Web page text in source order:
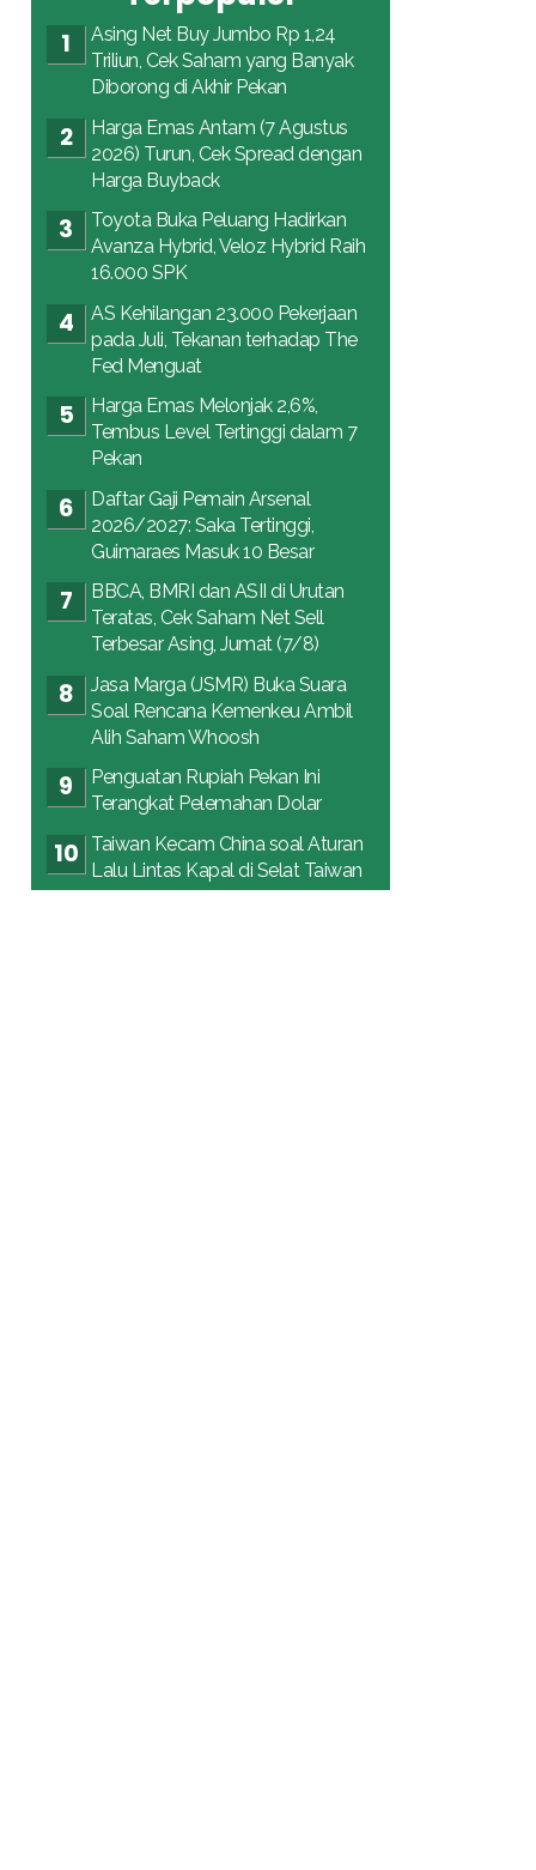
Asing Net Buy Jumbo Rp 1,24
Triliun, Cek Saham yang Banyak
Diborong di Akhir Pekan
Harga Emas Antam (7 Agustus
2026) Turun, Cek Spread dengan
Harga Buyback
Toyota Buka Peluang Hadirkan
Avanza Hybrid, Veloz Hybrid Raih
16.000 SPK
AS Kehilangan 23.000 Pekerjaan
pada Juli, Tekanan terhadap The
Fed Menguat
Harga Emas Melonjak 2,6%,
Tembus Level Tertinggi dalam 7
Pekan
Daftar Gaji Pemain Arsenal
2026/2027: Saka Tertinggi,
Guimaraes Masuk 10 Besar
BBCA, BMRI dan ASII di Urutan
Teratas, Cek Saham Net Sell
Terbesar Asing, Jumat (7/8)
Jasa Marga (JSMR) Buka Suara
Soal Rencana Kemenkeu Ambil
Alih Saham Whoosh
Penguatan Rupiah Pekan Ini
Terangkat Pelemahan Dolar
Taiwan Kecam China soal Aturan
Lalu Lintas Kapal di Selat Taiwan